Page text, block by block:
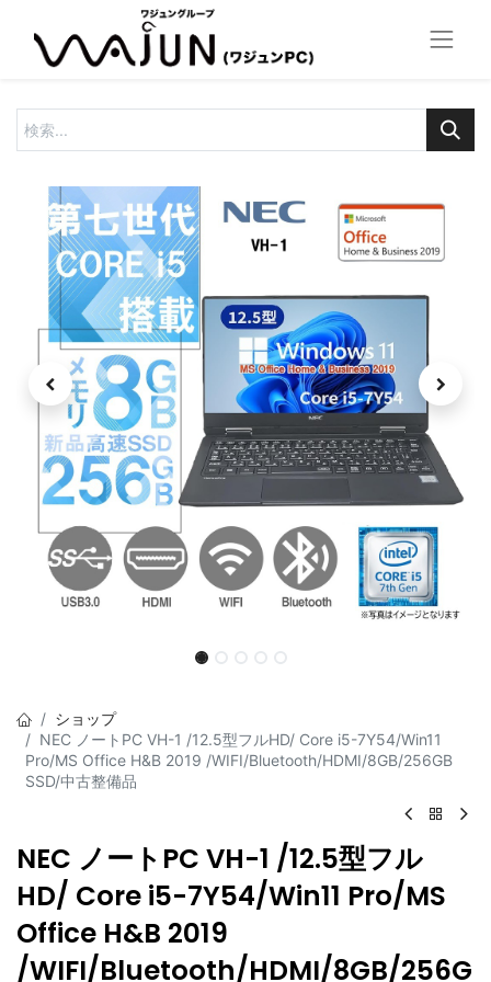
ショップ
NEC ノートPC VH-1 /12.5型フルHD/ Core i5-7Y54/Win11
Pro/MS Office H&B 2019 /WIFI/Bluetooth/HDMI/8GB/256GB
SSD/中古整備品
NEC ノートPC VH-1 /12.5型フル
HD/ Core i5-7Y54/Win11 Pro/MS
Office H&B 2019
/WIFI/Bluetooth/HDMI/8GB/256G